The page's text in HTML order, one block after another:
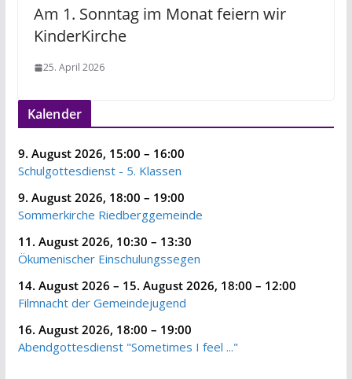
Am 1. Sonntag im Monat feiern wir
KinderKirche
25. April 2026
Kalender
9. August 2026, 15:00 – 16:00
Schulgottesdienst - 5. Klassen
9. August 2026, 18:00 – 19:00
Sommerkirche Riedberggemeinde
11. August 2026, 10:30 – 13:30
Ökumenischer Einschulungssegen
14. August 2026 – 15. August 2026, 18:00 – 12:00
Filmnacht der Gemeindejugend
16. August 2026, 18:00 – 19:00
Abendgottesdienst "Sometimes I feel ..."